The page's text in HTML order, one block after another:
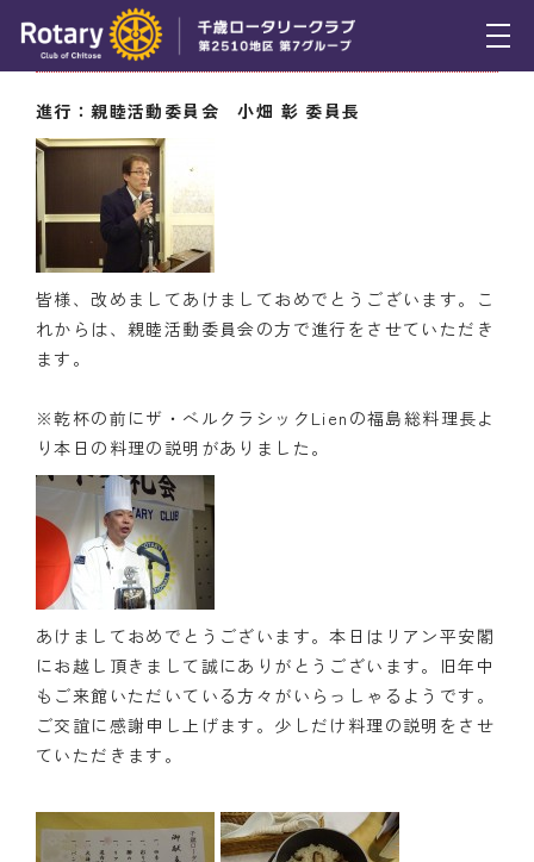
トピックス
例会報告
活動報告
理事会報告
スケジュール
年間プログラム
木曜会
組織図
クラブのあゆみ
クラブの歴史
歴代会長・幹事
記念誌
案内
リンク集
1月12日（木） 懇親会の様子
進行：親睦活動委員会 小畑 彰 委員長
皆様、改めましてあけましておめでとうございます。こ
れからは、親睦活動委員会の方で進行をさせていただき
ます。
※乾杯の前にザ・ベルクラシックLienの福島総料理長よ
り本日の料理の説明がありました。
あけましておめでとうございます。本日はリアン平安閣
にお越し頂きまして誠にありがとうございます。旧年中
もご来館いただいている方々がいらっしゃるようです。
ご交誼に感謝申し上げます。少しだけ料理の説明をさせ
ていただきます。